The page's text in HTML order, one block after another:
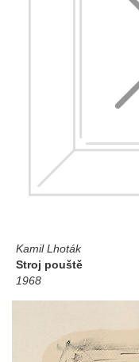
Kamil Lhoták
Stroj pouště
1968